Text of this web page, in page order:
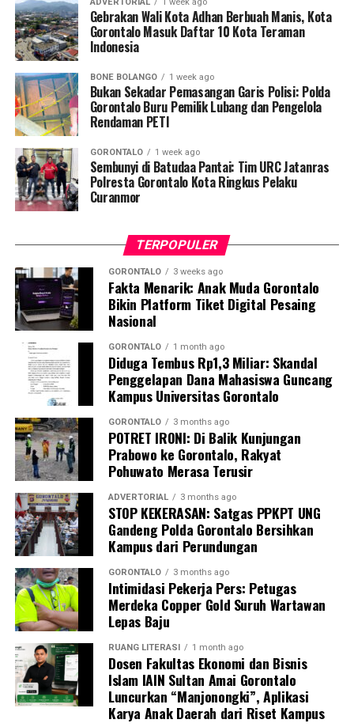
Penyuluhan difokuskan pada pemahaman mekanisme
penularan, pengenalan gejala awal, pentingnya
hingga tuntas, serta pengikisan stigma negatif terhadap
penyintas TBC di lingkungan warga.
“Literasi kesehatan warga adalah fondasi utama dalam
memutus rantai penularan TBC. Kami berupaya
menyampaikan edukasi yang persuasif dan mudah
dipahami agar warga tidak ragu melakukan pemeriksaan
apabila mengalami gejala batuk berkepanjangan,”
Selain skrining TBC, mahasiswa turut mendampingi
nakes Puskesmas Talaga Jaya dalam memberikan
pelayanan Cek Kesehatan Gratis (CKG), meliputi
pengukuran tekanan darah, cek kadar gula darah, dan
penapisan faktor risiko penyakit tidak menular (PTM)
sebagai upaya promotif-preventif.
Perwakilan DPL KKN-PK, Dr. dr. Vivien Novarina A.
Kasim, M.Kes., menegaskan bahwa keterlibatan
mahasiswa merupakan bentuk perwujudan Tri Dharma
Perguruan Tinggi dalam mengawal transformasi
layanan kesehatan primer.
“Kehadiran mahasiswa mempercepat jangkauan skema
active case findingTBC yang dicanangkan pemerintah.
Sinergi multisektor antara perguruan tinggi, dinas
kesehatan, puskesmas, dan pemerintah desa seperti
inilah yang menjadi kunci sukses pembentukan
masyarakat sadar sehat,” jelas Dr. Vivien.
Masyarakat Desa Luwoo menyambut antusias agenda
terpadu ini. Ratusan warga memanfaatkan layanan
pemeriksaan kesehatan gratis sekaligus berkonsultasi
mengenai pola hidup bersih dan sehat (PHBS)
pencegahan tuberkulosis.
ADVERTORIAL 1 week ago
Gebrakan Wali Kota Adhan Berbuah Manis, Kota
Gorontalo Masuk Daftar 10 Kota Teraman
Indonesia
BONE BOLANGO 1 week ago
Bukan Sekadar Pemasangan Garis Polisi: Polda
Gorontalo Buru Pemilik Lubang dan Pengelola
Rendaman PETI
GORONTALO 1 week ago
Sembunyi di Batudaa Pantai: Tim URC Jatanras
Polresta Gorontalo Kota Ringkus Pelaku
Curanmor
TERPOPULER
GORONTALO 3 weeks ago
Fakta Menarik: Anak Muda Gorontalo
Bikin Platform Tiket Digital Pesaing
Nasional
GORONTALO 1 month ago
Diduga Tembus Rp1,3 Miliar: Skandal
Penggelapan Dana Mahasiswa Guncang
Kampus Universitas Gorontalo
GORONTALO 3 months ago
POTRET IRONI: Di Balik Kunjungan
Prabowo ke Gorontalo, Rakyat
Pohuwato Merasa Terusir
ADVERTORIAL 3 months ago
STOP KEKERASAN: Satgas PPKPT UNG
Gandeng Polda Gorontalo Bersihkan
Kampus dari Perundungan
GORONTALO 3 months ago
Intimidasi Pekerja Pers: Petugas
Merdeka Copper Gold Suruh Wartawan
Lepas Baju
RUANG LITERASI 1 month ago
Dosen Fakultas Ekonomi dan Bisnis
Islam IAIN Sultan Amai Gorontalo
Luncurkan “Manjonongki”, Aplikasi
Karya Anak Daerah dari Riset Kampus